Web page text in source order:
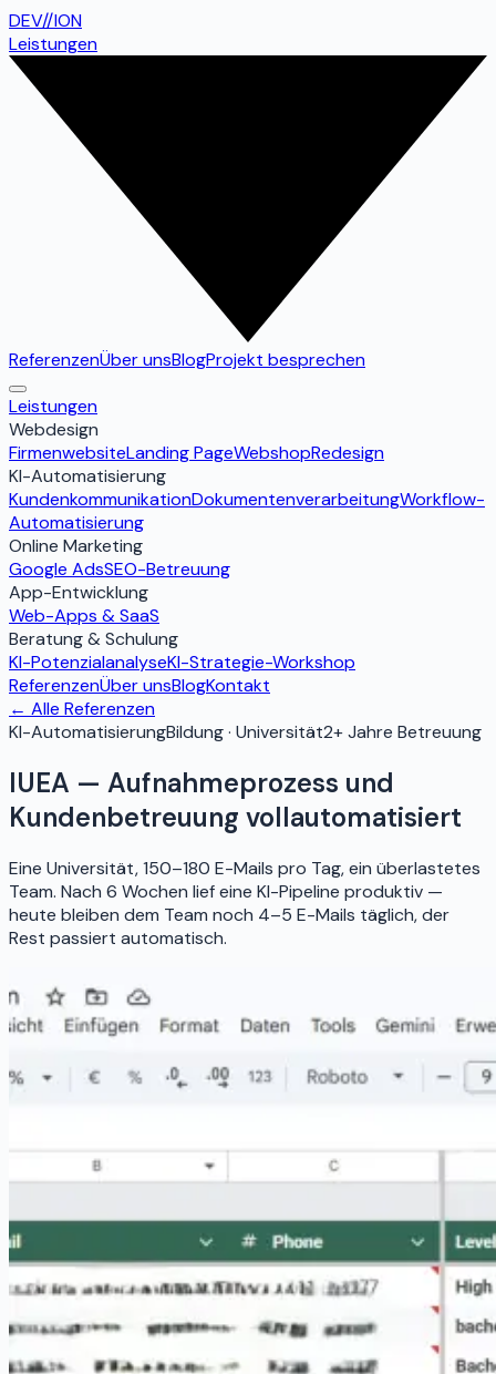
DEV//ION
Leistungen
ReferenzenÜber unsBlogProjekt besprechen
Leistungen
Webdesign
FirmenwebsiteLanding PageWebshopRedesign
KI-Automatisierung
KundenkommunikationDokumentenverarbeitungWorkflow-
Automatisierung
Online Marketing
Google AdsSEO-Betreuung
App-Entwicklung
Web-Apps & SaaS
Beratung & Schulung
KI-PotenzialanalyseKI-Strategie-Workshop
ReferenzenÜber unsBlogKontakt
← Alle Referenzen
KI-AutomatisierungBildung · Universität2+ Jahre Betreuung
IUEA — Aufnahmeprozess und
Kundenbetreuung vollautomatisiert
Eine Universität, 150–180 E-Mails pro Tag, ein überlastetes
Team. Nach 6 Wochen lief eine KI-Pipeline produktiv —
heute bleiben dem Team noch 4–5 E-Mails täglich, der
Rest passiert automatisch.